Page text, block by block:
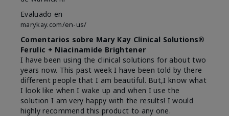
Evaluado en
marykay.com/en-us/
Comentarios sobre Mary Kay Clinical Solutions®
Ferulic + Niacinamide Brightener
I have been using the clinical solutions for about two
years now. This past week I have been told by there
different people that I am beautiful. But,I know what
I look like when I wake up and when I use the
solution I am very happy with the results! I would
highly recommend this product to any one.